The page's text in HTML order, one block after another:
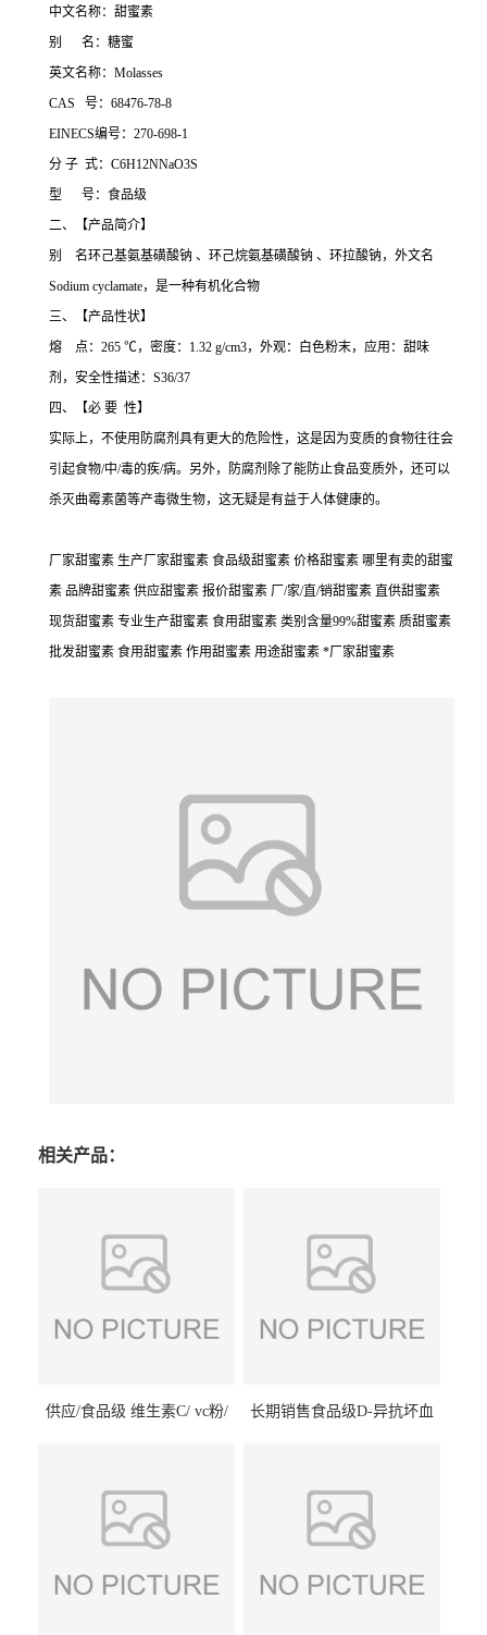
中文名称：甜蜜素
别 名：糖蜜
英文名称：Molasses
CAS 号：68476-78-8
EINECS编号：270-698-1
分 子 式：C6H12NNaO3S
型 号：食品级
二、【产品简介】
别 名环己基氨基磺酸钠 、环己烷氨基磺酸钠 、环拉酸钠，外文名
Sodium cyclamate，是一种有机化合物
三、【产品性状】
熔 点：265 ℃，密度：1.32 g/cm3，外观：白色粉末，应用：甜味
剂，安全性描述：S36/37
四、【必 要 性】
实际上，不使用防腐剂具有更大的危险性，这是因为变质的食物往往会
引起食物/中/毒的疾/病。另外，防腐剂除了能防止食品变质外，还可以
杀灭曲霉素菌等产毒微生物，这无疑是有益于人体健康的。
厂家甜蜜素 生产厂家甜蜜素 食品级甜蜜素 价格甜蜜素 哪里有卖的甜蜜
素 品牌甜蜜素 供应甜蜜素 报价甜蜜素 厂/家/直/销甜蜜素 直供甜蜜素
现货甜蜜素 专业生产甜蜜素 食用甜蜜素 类别含量99%甜蜜素 质甜蜜素
批发甜蜜素 食用甜蜜素 作用甜蜜素 用途甜蜜素 *厂家甜蜜素
相关产品：
供应/食品级 维生素C/ vc粉/
长期销售食品级D-异抗坏血